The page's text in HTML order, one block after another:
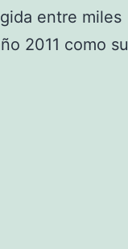
entre miles
2011 como su